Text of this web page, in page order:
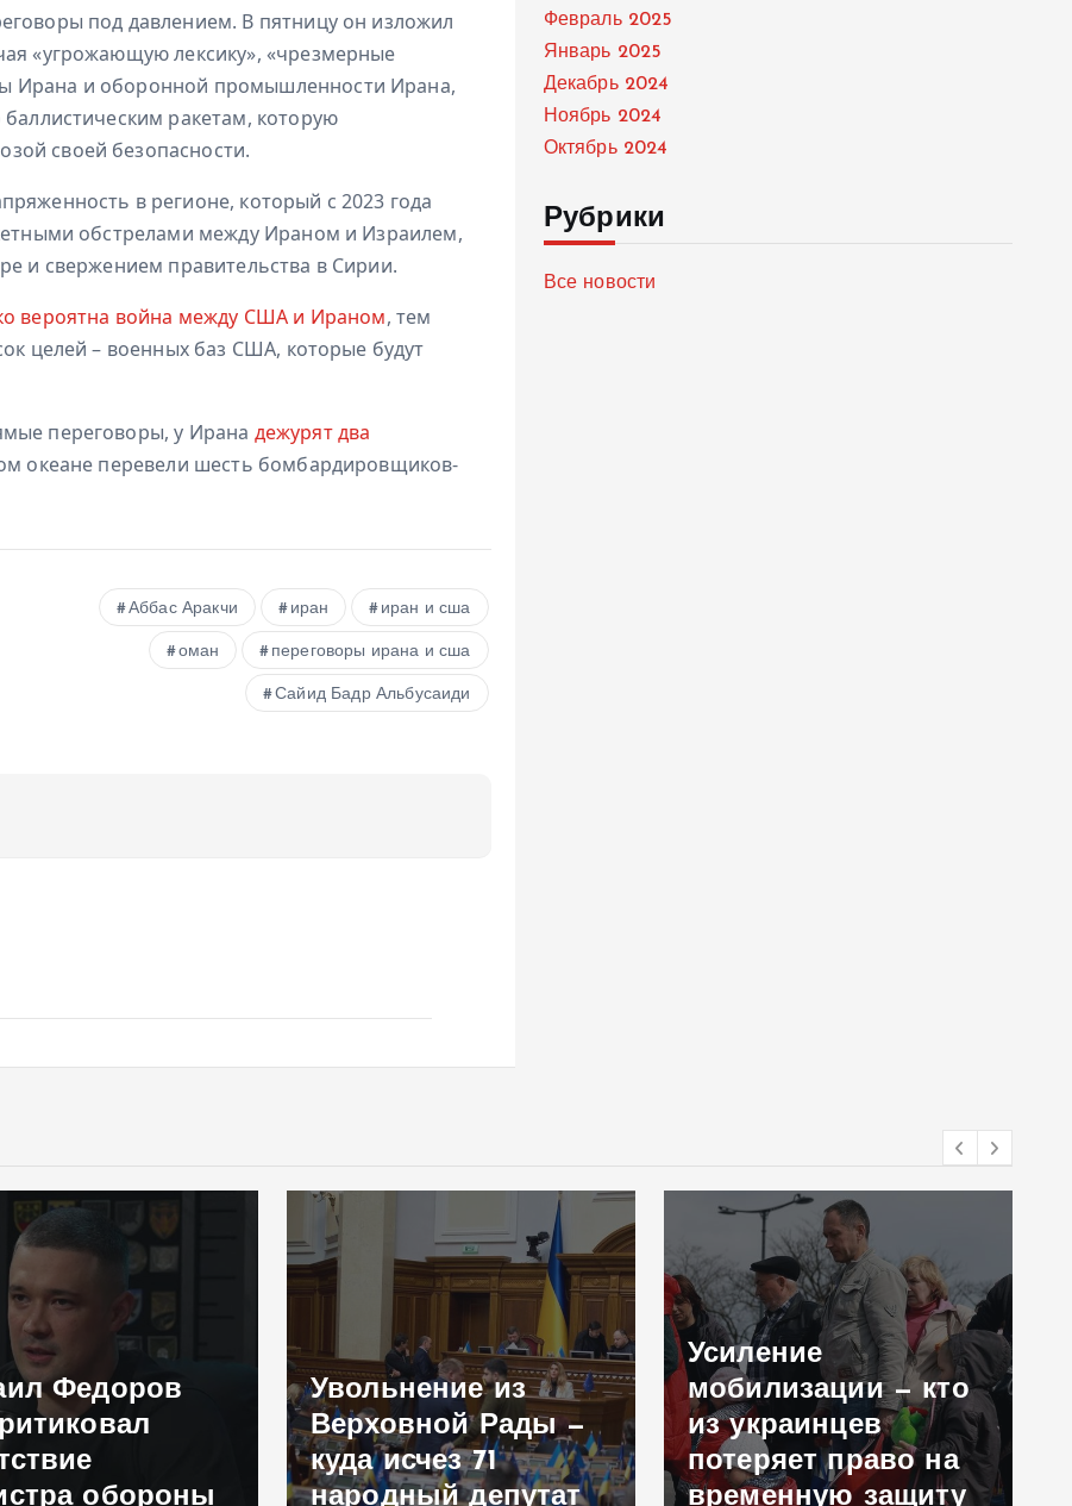
под давлением. В пятницу он изложил
«угрожающую лексику», «чрезмерные
Ирана и оборонной промышленности Ирана,
ракетам, которую
своей безопасности.
в регионе, который с 2023 года
обстрелами между Ираном и Израилем,
и свержением правительства в Сирии.
вероятна война между США и Ираном, тем
целей – военных баз США, которые будут
переговоры, у Ирана дежурят два
океане перевели шесть бомбардировщиков-
Аббас Аракчи иран иран и сша
оман переговоры ирана и сша
Сайид Бадр Альбусаиди
Февраль 2025
Январь 2025
Декабрь 2024
Ноябрь 2024
Октябрь 2024
Рубрики
Все новости
Федоров
обороны
Увольнение из
Верховной Рады —
куда исчез 71
народный депутат
Усиление
мобилизации — кто
из украинцев
потеряет право на
временную защиту